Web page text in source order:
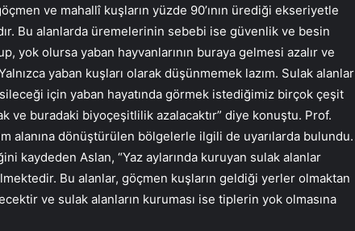
ve mahallî kuşların yüzde 90’ının ürediği ekseriyetle
Bu alanlarda üremelerinin sebebi ise güvenlik ve besin
yok olursa yaban hayvanlarının buraya gelmesi azalır ve
yaban kuşları olarak düşünmemek lazım. Sulak alanlar
için yaban hayatında görmek istediğimiz birçok çeşit
ve buradaki biyoçeşitlilik azalacaktır” diye konuştu. Prof.
alanına dönüştürülen bölgelerle ilgili de uyarılarda bulundu.
kaydeden Aslan, “Yaz aylarında kuruyan sulak alanlar
Bu alanlar, göçmen kuşların geldiği yerler olmaktan
ve sulak alanların kuruması ise tiplerin yok olmasına